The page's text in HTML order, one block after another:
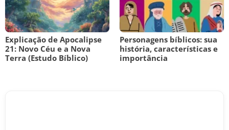
Explicação de Apocalipse
21: Novo Céu e a Nova
Terra (Estudo Bíblico)
Personagens bíblicos: sua
história, características e
importância